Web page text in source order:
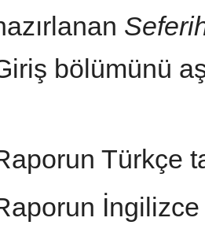
bölümünü
Türkçe